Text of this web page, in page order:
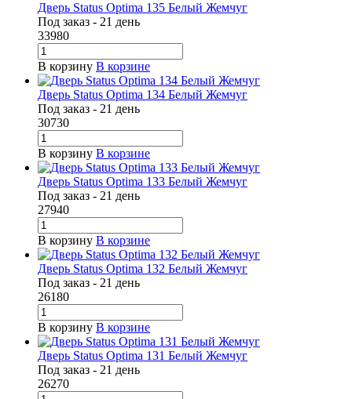
Дверь Status Optima 135 Белый Жемчуг
Под заказ - 21 день
33980
В корзину В корзине
Дверь Status Optima 134 Белый Жемчуг
Под заказ - 21 день
30730
В корзину В корзине
Дверь Status Optima 133 Белый Жемчуг
Под заказ - 21 день
27940
В корзину В корзине
Дверь Status Optima 132 Белый Жемчуг
Под заказ - 21 день
26180
В корзину В корзине
Дверь Status Optima 131 Белый Жемчуг
Под заказ - 21 день
26270